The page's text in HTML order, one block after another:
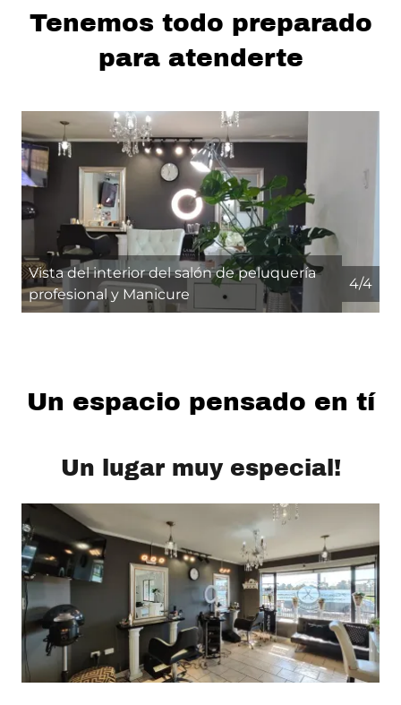
Tenemos todo preparado
para atenderte
Vista del interior del salón de peluquería
profesional y Manicure
4/4
Un espacio pensado en tí
Un lugar muy especial!